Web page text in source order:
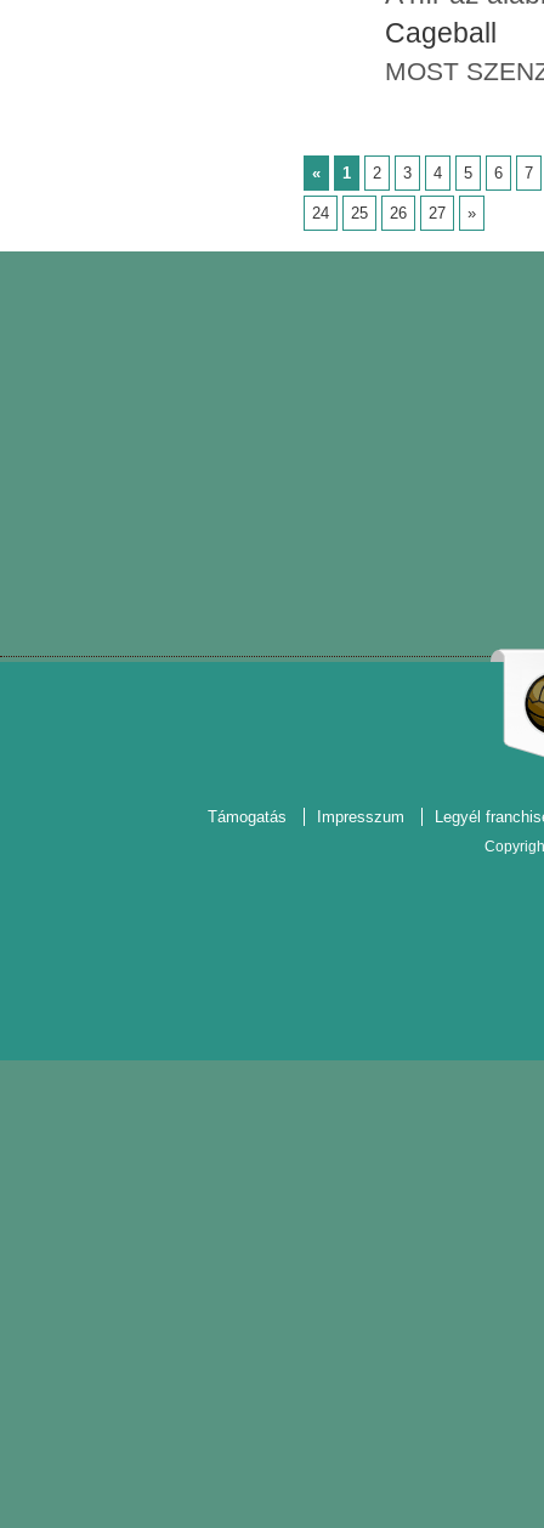
Cageball
MOST
« 1 2 3 4 5 6 7
24 25 26 27 »
Támogatás Impresszum Legyél